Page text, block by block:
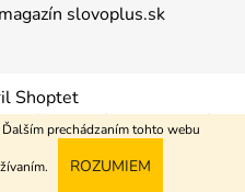
prechádzaním tohto webu
ROZUMIEM
magazín slovoplus.sk
Shoptet
. Všetky práva vyhradené.
zmluvy